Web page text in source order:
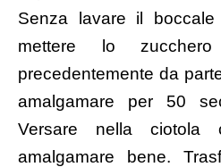
Senza lavare il
mettere lo
precedentemente da
amalgamare per 50
Versare nella
amalgamare bene.